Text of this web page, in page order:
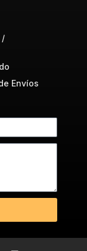
/
Envíos